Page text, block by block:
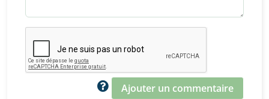
Ajouter un commentaire